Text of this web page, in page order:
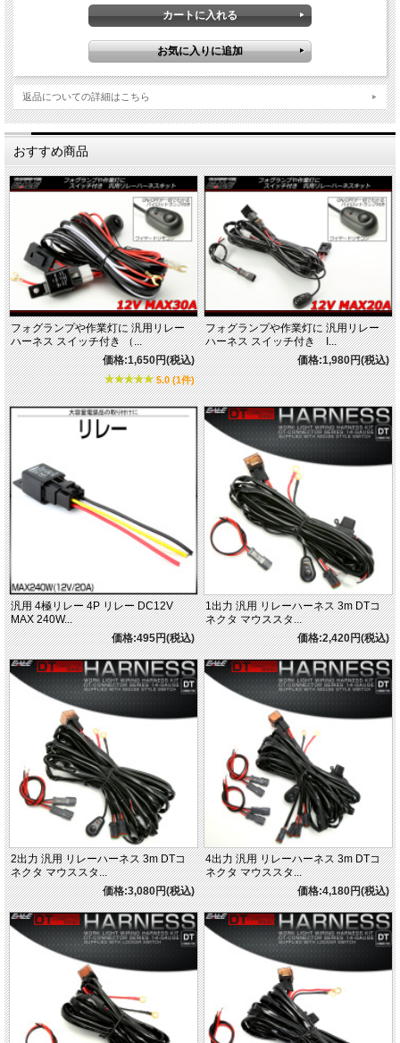
返品についての詳細はこちら
おすすめ商品
フォグランプや作業灯に 汎用リレー
ハーネス スイッチ付き （...
価格:1,650円(税込)
5.0 (1件)
フォグランプや作業灯に 汎用リレー
ハーネス スイッチ付き I...
価格:1,980円(税込)
汎用 4極リレー 4P リレー DC12V
MAX 240W...
価格:495円(税込)
1出力 汎用 リレーハーネス 3m DTコ
ネクタ マウススタ...
価格:2,420円(税込)
2出力 汎用 リレーハーネス 3m DTコ
ネクタ マウススタ...
価格:3,080円(税込)
4出力 汎用 リレーハーネス 3m DTコ
ネクタ マウススタ...
価格:4,180円(税込)